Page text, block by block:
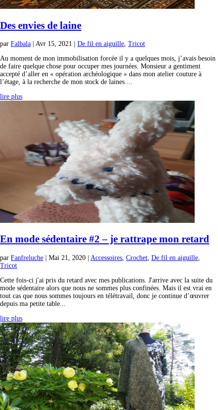
Des envies de laine
par Falbala Avr 15, 2021 De fil en aiguille, Tricot
Au moment de mon immobilisation forcée il y a quelques mois, j’avais besoin
de faire quelque chose pour occuper mes journées. Monsieur a gentiment
accepté d’aller en « opération archéologique » dans mon atelier couture à
l’étage, à la recherche de mon stock de laines....
lire plus
En mode sédentaire #2 – je rattrape mon retard
par Fanfreluche Mai 21, 2020 Accessoires Crochet De fil en aiguille
Tricot
Cette fois-ci j'ai pris du retard avec mes publications. J'arrive avec la suite du
mode sédentaire alors que nous ne sommes plus confinées. Mais il est vrai en
tout cas que nous sommes toujours en télétravail, donc je continue d’œuvrer
depuis ma petite table...
lire plus